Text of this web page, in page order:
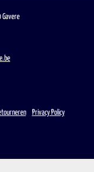
Privacy Policy